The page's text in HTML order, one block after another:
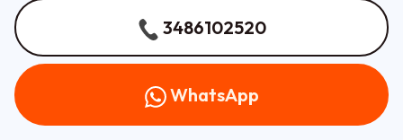
3486102520
WhatsApp